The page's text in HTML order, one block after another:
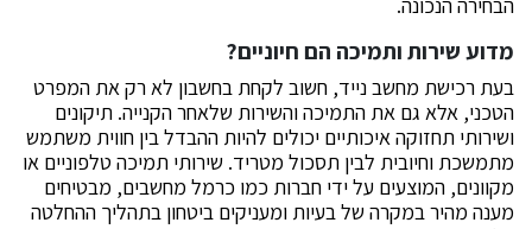
מדוע שירות ותמיכה הם חיוניים?
בעת רכישת מחשב נייד, חשוב לקחת בחשבון לא רק את המפרט
הטכני, אלא גם את התמיכה והשירות שלאחר הקנייה. תיקונים
ושירותי תחזוקה איכותיים יכולים להיות ההבדל בין חווית משתמש
מתמשכת וחיובית לבין תסכול מטריד. שירותי תמיכה טלפוניים או
מקוונים, המוצעים על ידי חברות כמו כרמל מחשבים, מבטיחים
מענה מהיר במקרה של בעיות ומעניקים ביטחון בתהליך ההחלטה